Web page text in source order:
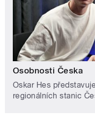
Osobnosti Česka
Oskar Hes
regionálních stanic